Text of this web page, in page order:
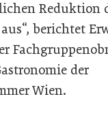
Reduktion
berichtet
der
Wien.